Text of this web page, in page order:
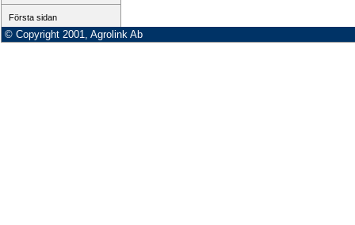
Första sidan
© Copyright 2001, Agrolink Ab